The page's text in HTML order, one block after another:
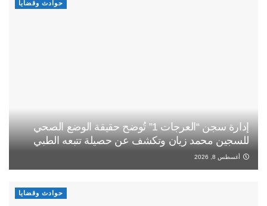
حوادث وقضايا
إدارة سجن “العرجات 1” تُوضح حقيقة الوضع الصحي
للسجين محمد زيان وتكشف عن حصيلة تتبعه الطبي
أغسطس 8, 2026
حوادث وقضايا